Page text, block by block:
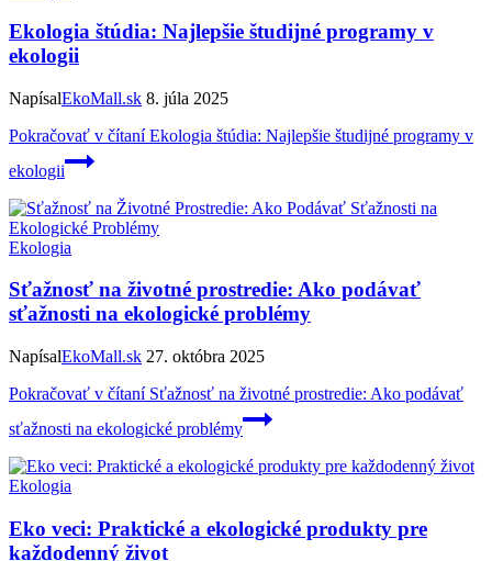
Ekologia štúdia: Najlepšie študijné programy v
ekologii
NapísalEkoMall.sk 8. júla 2025
Pokračovať v čítaníEkologia štúdia: Najlepšie študijné programy v
ekologii
Ekologia
Sťažnosť na životné prostredie: Ako podávať
sťažnosti na ekologické problémy
NapísalEkoMall.sk 27. októbra 2025
Pokračovať v čítaníSťažnosť na životné prostredie: Ako podávať
sťažnosti na ekologické problémy
Ekologia
Eko veci: Praktické a ekologické produkty pre
každodenný život